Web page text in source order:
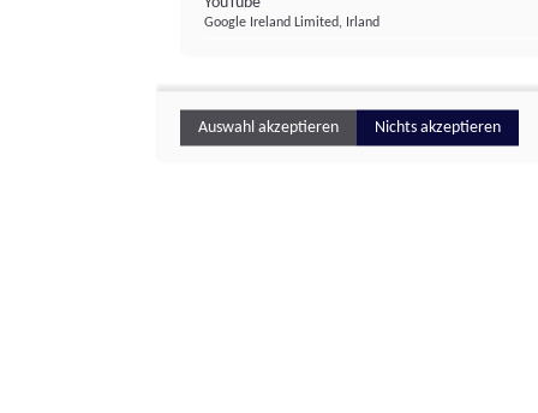
Google Ireland Limited, Irland
Auswahl akzeptieren Nichts akzeptieren